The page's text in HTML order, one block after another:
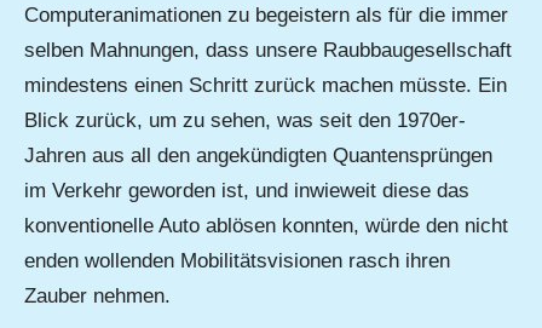
Computeranimationen zu begeistern als für die immer
selben Mahnungen, dass unsere Raubbaugesellschaft
mindestens einen Schritt zurück machen müsste. Ein
Blick zurück, um zu sehen, was seit den 1970er-
Jahren aus all den angekündigten Quantensprüngen
im Verkehr geworden ist, und inwieweit diese das
konventionelle Auto ablösen konnten, würde den nicht
enden wollenden Mobilitätsvisionen rasch ihren
Zauber nehmen.